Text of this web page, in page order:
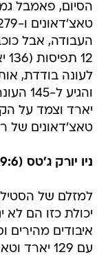
הסיום, פאמבל
העבודה, אבל
טאצ'דאונים של
ניו יורק ג'טס (9:6) - פיטסבורג (7:8) 10:16
למזלם של
יכולת כזו הם לא
איבודים מהירים
עם 129